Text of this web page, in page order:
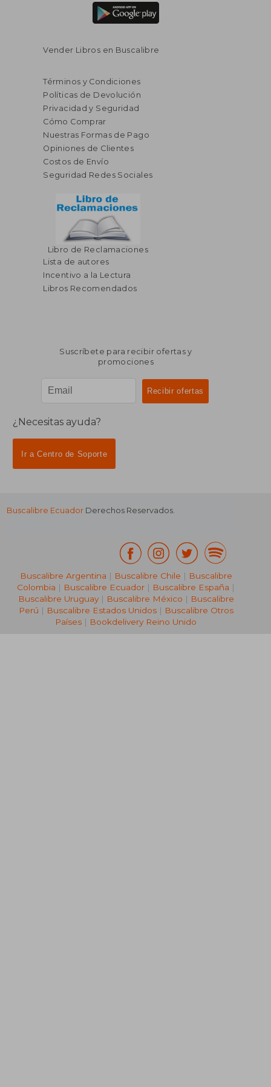
45%
dcto.
$ 48.73
$ 26.80
Vender Libros en Buscalibre
Términos y Condiciones
Políticas de Devolución
Privacidad y Seguridad
Cómo Comprar
Nuestras Formas de Pago
Opiniones de Clientes
Costos de Envío
Seguridad Redes Sociales
Libro de Reclamaciones
Lista de autores
Incentivo a la Lectura
Libros Recomendados
Suscríbete para recibir ofertas y
promociones
¿Necesitas ayuda?
Ir a Centro de Soporte
Buscalibre Ecuador Derechos Reservados.
Buscalibre Argentina | Buscalibre Chile | Buscalibre
Colombia | Buscalibre Ecuador | Buscalibre España |
Buscalibre Uruguay| Buscalibre México | Buscalibre
Perú | Buscalibre Estados Unidos| Buscalibre Otros
Países | Bookdelivery Reino Unido